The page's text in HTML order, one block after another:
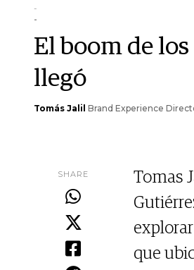
-
-
El boom de
llegó
Tomás Jalil Brand Experience
SHARE
Tomas
que